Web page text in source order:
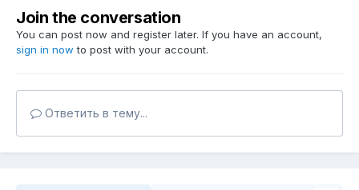
Join the conversation
You can post now and register later. If you have an account,
sign in now to post with your account.
Ответить в тему...